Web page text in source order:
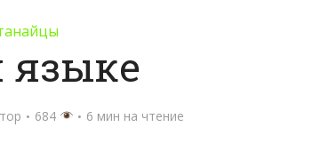
языке
684 6 мин на чтение